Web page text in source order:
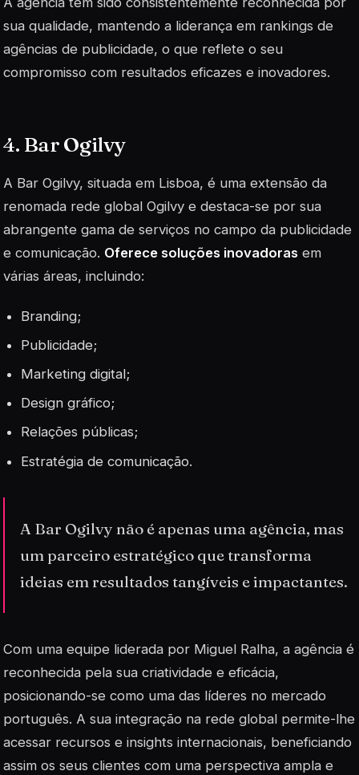
sua qualidade, mantendo a liderança em rankings de
agências de publicidade, o que reflete o seu
compromisso com resultados eficazes e inovadores.
4. Bar Ogilvy
A Bar Ogilvy, situada em Lisboa, é uma extensão da
renomada rede global Ogilvy e destaca-se por sua
abrangente gama de serviços no campo da publicidade
e comunicação. Oferece soluções inovadoras em
várias áreas, incluindo:
Branding;
Publicidade;
Marketing digital;
Design gráfico;
Relações públicas;
Estratégia de comunicação.
A Bar Ogilvy não é apenas uma agência, mas
um parceiro estratégico que transforma
ideias em resultados tangíveis e impactantes.
Com uma equipe liderada por Miguel Ralha, a agência é
reconhecida pela sua criatividade e eficácia,
posicionando-se como uma das líderes no mercado
português. A sua integração na rede global permite-lhe
acessar recursos e insights internacionais, beneficiando
assim os seus clientes com uma perspectiva ampla e